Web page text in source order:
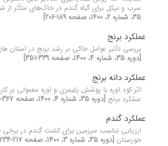
سرب و نیکل برای گیاه گندم در خاک‌های متأثر از
35، شماره 2، 1400، صفحه 189-206]
عملکرد برنج
بررسی تأثیر عوامل خاکی بر رشد برنج در استان
[دوره 35، شماره 4، 1400، صفحه 339-351]
عملکرد دانه برنج
اثر کود اوره با پوشش‌ پلیمری و اوره معمولی بر
عملکرد برنج [دوره 35، شماره 4، 1400، صفحه 367-379]
عملکرد گندم
ارزیابی تناسب سرزمین برای کشت گندم در
خوزستان [دوره 35، شماره 3، 1400، صفحه 217-234]